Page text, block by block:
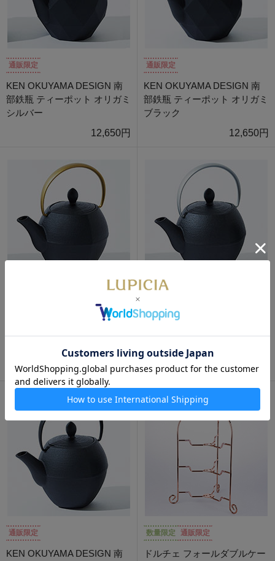
通販限定
KEN OKUYAMA DESIGN 南
部鉄瓶 ティーポット オリガミ
シルバー
12,650円
通販限定
KEN OKUYAMA DESIGN 南
部鉄瓶 ティーポット オリガミ
ブラック
12,650円
KEN OKUYAMA DESIGN 南
12,650円
KEN OKUYAMA DESIGN 南
12,650円
通販限定
KEN OKUYAMA DESIGN 南
数量限定 通販限定
ドルチェ フォールダブルケー